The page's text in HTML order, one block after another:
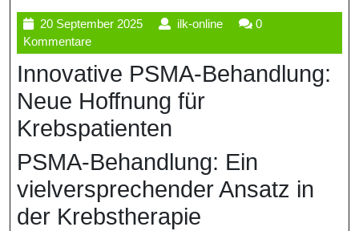
20 September 202520
2025
ilk-onlineilk-
0
Kommentare
Innovative PSMA-Behandlung:
Neue Hoffnung für
Krebspatienten
PSMA-Behandlung: Ein
vielversprechender Ansatz in
der Krebstherapie